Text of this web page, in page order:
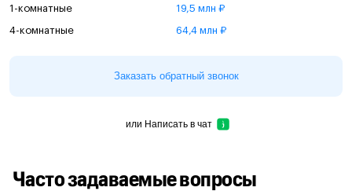
1-комнатные 19,5 млн ₽
4-комнатные 64,4 млн ₽
Заказать обратный звонок
или Написать в чат
Часто задаваемые вопросы